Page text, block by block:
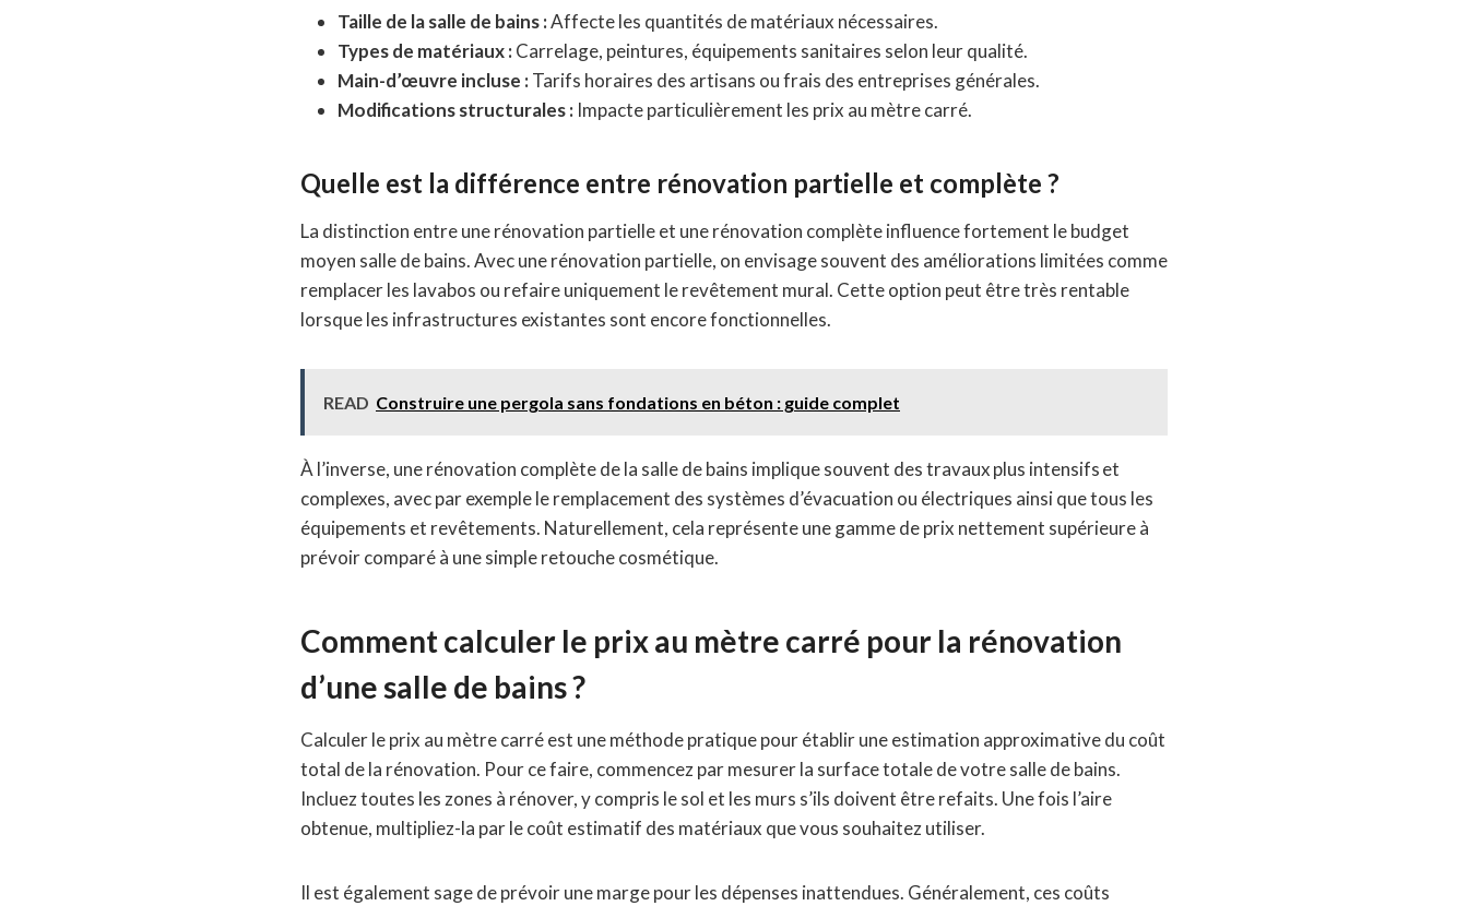
Taille de la salle de bains :Affecte les quantités de matériaux nécessaires.
Types de matériaux :Carrelage, peintures, équipements sanitaires selon leur qualité.
Main-d’œuvre incluse :Tarifs horaires des artisans ou frais des entreprises générales.
Modifications structurales : Impacte particulièrement les prix au mètre carré.
Quelle est la différence entre rénovation partielle et complète ?
La distinction entre une rénovation partielle et une rénovation complète influence fortement le budget
moyen salle de bains. Avec une rénovation partielle, on envisage souvent des améliorations limitées comme
remplacer les lavabos ou refaire uniquement le revêtement mural. Cette option peut être très rentable
lorsque les infrastructures existantes sont encore fonctionnelles.
READ Construire une pergola sans fondations en béton : guide complet
À l’inverse, une rénovation complète de la salle de bains implique souvent des travaux plus intensifs et
complexes, avec par exemple le remplacement des systèmes d’évacuation ou électriques ainsi que tous les
équipements et revêtements. Naturellement, cela représente une gamme de prix nettement supérieure à
prévoir comparé à une simple retouche cosmétique.
Comment calculer le prix au mètre carré pour la rénovation
d’une salle de bains ?
Calculer le prix au mètre carré est une méthode pratique pour établir une estimation approximative du coût
total de la rénovation. Pour ce faire, commencez par mesurer la surface totale de votre salle de bains.
Incluez toutes les zones à rénover, y compris le sol et les murs s’ils doivent être refaits. Une fois l’aire
obtenue, multipliez-la par le coût estimatif des matériaux que vous souhaitez utiliser.
Il est également sage de prévoir une marge pour les dépenses inattendues. Généralement, ces coûts